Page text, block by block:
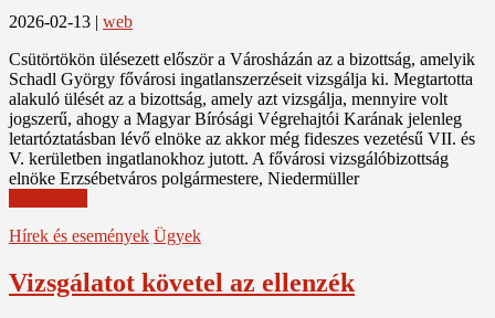
2026-02-13 | web
Csütörtökön ülésezett először a Városházán az a bizottság, amelyik
Schadl György fővárosi ingatlanszerzéseit vizsgálja ki. Megtartotta
alakuló ülését az a bizottság, amely azt vizsgálja, mennyire volt
jogszerű, ahogy a Magyar Bírósági Végrehajtói Karának jelenleg
letartóztatásban lévő elnöke az akkor még fideszes vezetésű VII. és
V. kerületben ingatlanokhoz jutott. A fővárosi vizsgálóbizottság
elnöke Erzsébetváros polgármestere, Niedermüller
Hírek és események Ügyek
Vizsgálatot követel az ellenzék